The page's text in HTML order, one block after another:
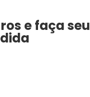
e faça seu